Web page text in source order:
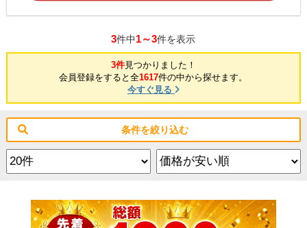
3件中1～3件を表示
3件見つかりました！
会員登録をすると全1617件の中から探せます。
今すぐ見る
条件を絞り込む